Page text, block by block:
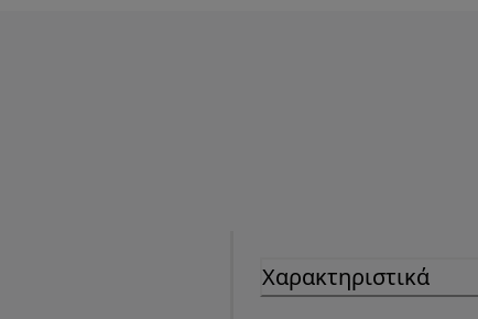
Χαρακτηριστικά